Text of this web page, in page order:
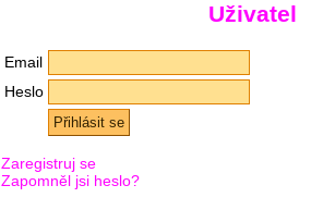
Uživatel
Email
Heslo
Zaregistruj se
Zapomněl jsi heslo?